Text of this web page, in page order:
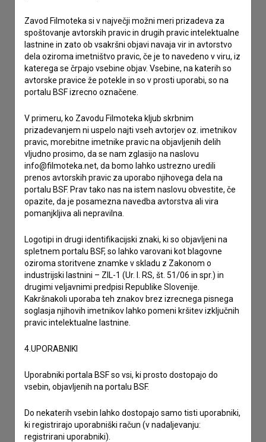
Spoštovani, s pomočjo spodnjega obrazca lahko stopite v
stik z uredništvom Baze slovenskih filmov. Veseli bomo vaših
odzivov.
imam vprašanje
prijavljam napako
želim dodati podatke
drugo
Sprejemam splošne pogoje
zbiranje, hrambo in obdelavo osebnih podatkov.
Zavod Filmoteka si v največji možni meri prizadeva za
spoštovanje avtorskih pravic in drugih pravic intelektualne
lastnine in zato ob vsakršni objavi navaja vir in avtorstvo
dela oziroma imetništvo pravic, če je to navedeno v viru, iz
katerega se črpajo vsebine objav. Vsebine, na katerih so
avtorske pravice že potekle in so v prosti uporabi, so na
portalu BSF izrecno označene.
V primeru, ko Zavodu Filmoteka kljub skrbnim
prizadevanjem ni uspelo najti vseh avtorjev oz. imetnikov
pravic, morebitne imetnike pravic na objavljenih delih
vljudno prosimo, da se nam zglasijo na naslovu
info@filmoteka.net, da bomo lahko ustrezno uredili
prenos avtorskih pravic za uporabo njihovega dela na
portalu BSF. Prav tako nas na istem naslovu obvestite, če
opazite, da je posamezna navedba avtorstva ali vira
pomanjkljiva ali nepravilna.
Logotipi in drugi identifikacijski znaki, ki so objavljeni na
spletnem portalu BSF, so lahko varovani kot blagovne
oziroma storitvene znamke v skladu z Zakonom o
industrijski lastnini – ZIL-1 (Ur. l. RS, št. 51/06 in spr.) in
drugimi veljavnimi predpisi Republike Slovenije.
Kakršnakoli uporaba teh znakov brez izrecnega pisnega
soglasja njihovih imetnikov lahko pomeni kršitev izključnih
pravic intelektualne lastnine.
4.UPORABNIKI
Uporabniki portala BSF so vsi, ki prosto dostopajo do
vsebin, objavljenih na portalu BSF.
Do nekaterih vsebin lahko dostopajo samo tisti uporabniki,
ki registrirajo uporabniški račun (v nadaljevanju:
registrirani uporabniki).